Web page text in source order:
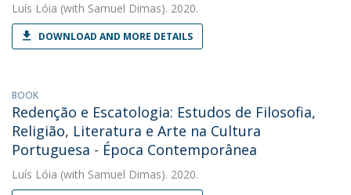
Luís Lóia (with Samuel Dimas). 2020.
DOWNLOAD AND MORE DETAILS
BOOK
Redenção e Escatologia: Estudos de Filosofia,
Religião, Literatura e Arte na Cultura
Portuguesa - Época Contemporânea
Luís Lóia (with Samuel Dimas). 2020.